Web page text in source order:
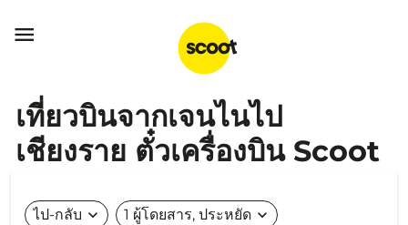

เที่ยวบินจากเจนไนไป
เชียงราย ตั๋วเครื่องบิน Scoot
ไป-กลับ expand_more 1 ผู้โดยสาร, ประหยัด expand_more